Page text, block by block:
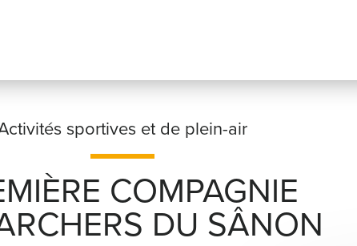
sportives et de plein-air
COMPAGNIE
DU SÂNON
Prénom